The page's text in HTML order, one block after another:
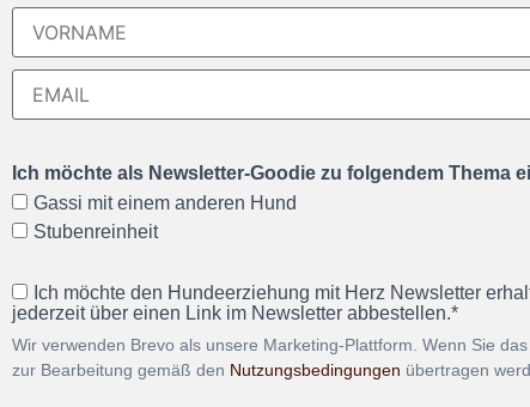
Ich möchte als Newsletter-Goodie zu folgendem Thema
Gassi mit einem anderen Hund
Stubenreinheit
Ich möchte den Hundeerziehung mit Herz Newsletter
jederzeit über einen Link im Newsletter abbestellen.*
Wir verwenden Brevo als unsere Marketing-Plattform. Wenn Sie
zur Bearbeitung gemäß den Nutzungsbedingungen übertragen